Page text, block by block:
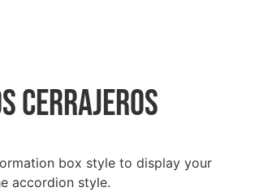
Cerrajeros
box style to display your
accordion style.